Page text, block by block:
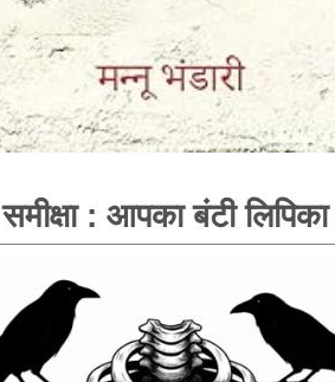
समीक्षा : आपका बंटी लिपिका